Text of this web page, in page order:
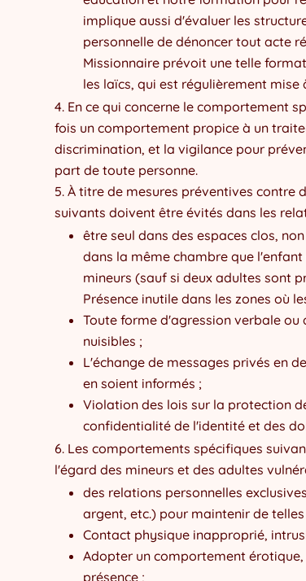
implique aussi d'évaluer les
personnelle de dénoncer tout acte
Missionnaire prévoit une telle
les laïcs, qui est régulièrement mise
En ce qui concerne le comportement
fois un comportement propice à un
discrimination, et la vigilance pour
part de toute personne.
À titre de mesures préventives contre
suivants doivent être évités dans les
être seul dans des espaces clos,
dans la même chambre que
mineurs (sauf si deux adultes sont
Présence inutile dans les zones où
Toute forme d'agression verbale
nuisibles ;
L'échange de messages privés en
en soient informés ;
Violation des lois sur la protection
confidentialité de l'identité et des
Les comportements spécifiques
l'égard des mineurs et des adultes
des relations personnelles
argent, etc.) pour maintenir de
Contact physique inapproprié,
Adopter un comportement
présence ;